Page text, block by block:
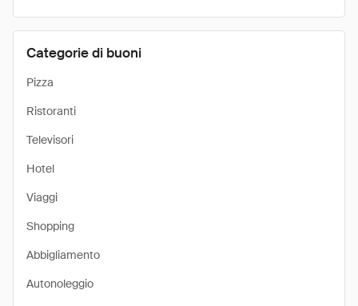
Categorie di buoni
Pizza
Ristoranti
Televisori
Hotel
Viaggi
Shopping
Abbigliamento
Autonoleggio